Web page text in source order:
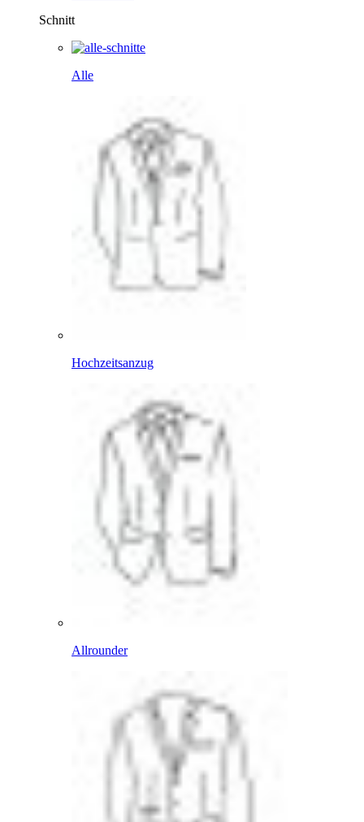
Schnitt
Alle
Hochzeitsanzug
Allrounder